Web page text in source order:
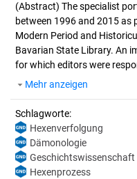
(Abstract) The specialist
between 1996 and 2015 as
Modern Period and
Bavarian State Library. An
for which editors were
Mehr anzeigen
Schlagworte:
Hexenverfolgung
Dämonologie
Geschichtswissenschaft
Hexenprozess